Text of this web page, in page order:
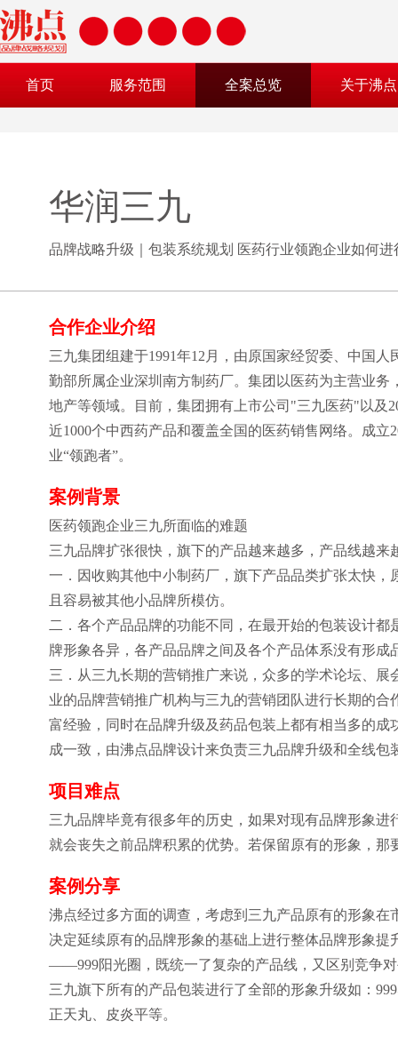
首页 服务范围 全案总览 关于沸点
华润三九
品牌战略升级｜包装系统规划 医药行业领跑企业如何进
合作企业介绍
三九集团组建于1991年12月，由原国家经贸委、中国
勤部所属企业深圳南方制药厂。集团以医药为主营业
地产等领域。目前，集团拥有上市公司"三九医药"以及
近1000个中西药产品和覆盖全国的医药销售网络。成立
业“领跑者”。
案例背景
医药领跑企业三九所面临的难题
三九品牌扩张很快，旗下的产品越来越多，产品线越来
一．因收购其他中小制药厂，旗下产品品类扩张太快
且容易被其他小品牌所模仿。
二．各个产品品牌的功能不同，在最开始的包装设计
牌形象各异，各产品品牌之间及各个产品体系没有形成
三．从三九长期的营销推广来说，众多的学术论坛、
业的品牌营销推广机构与三九的营销团队进行长期的
富经验，同时在品牌升级及药品包装上都有相当多的
成一致，由沸点品牌设计来负责三九品牌升级和全线包
项目难点
三九品牌毕竟有很多年的历史，如果对现有品牌形象
就会丧失之前品牌积累的优势。若保留原有的形象，
案例分享
沸点经过多方面的调查，考虑到三九产品原有的形象
决定延续原有的品牌形象的基础上进行整体品牌形象
——999阳光圈，既统一了复杂的产品线，又区别竞争
三九旗下所有的产品包装进行了全部的形象升级如：
正天丸、皮炎平等。